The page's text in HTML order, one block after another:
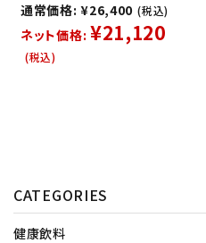
通常価格: ¥26,400 (税込)
ネット価格: ¥21,120
(税込)
CATEGORIES
健康飲料